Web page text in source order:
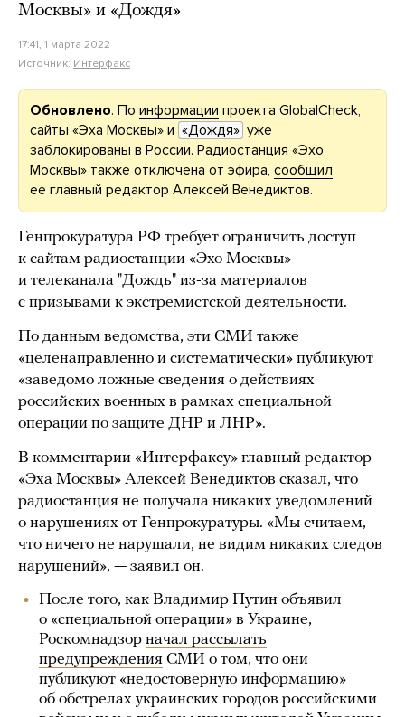
Москвы» и «Дождя»
17:41, 1 марта 2022
Источник: Интерфакс
Обновлено. По информации проекта GlobalCheck,
сайты «Эха Москвы» и «Дождя» уже
заблокированы в России. Радиостанция «Эхо
Москвы» также отключена от эфира, сообщил
ее главный редактор Алексей Венедиктов.
Генпрокуратура РФ требует ограничить доступ
к сайтам радиостанции «Эхо Москвы»
и телеканала "Дождь" из-за материалов
с призывами к экстремистской деятельности.
По данным ведомства, эти СМИ также
«целенаправленно и систематически» публикуют
«заведомо ложные сведения о действиях
российских военных в рамках специальной
операции по защите ДНР и ЛНР».
В комментарии «Интерфаксу» главный редактор
«Эха Москвы» Алексей Венедиктов сказал, что
радиостанция не получала никаких уведомлений
о нарушениях от Генпрокуратуры. «Мы считаем,
что ничего не нарушали, не видим никаких следов
нарушений», — заявил он.
После того, как Владимир Путин объявил
о «специальной операции» в Украине,
Роскомнадзор начал рассылать
предупреждения СМИ о том, что они
публикуют «недостоверную информацию»
об обстрелах украинских городов российскими